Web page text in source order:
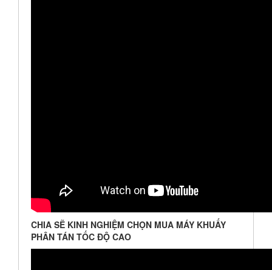
CHIA SẼ KINH NGHIỆM CHỌN MUA MÁY KHUẤY
PHÂN TÁN TỐC ĐỘ CAO